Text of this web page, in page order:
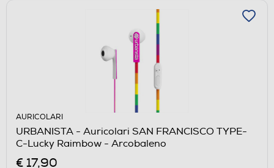
AURICOLARI
URBANISTA - Auricolari SAN FRANCISCO TYPE-
C-Lucky Raimbow - Arcobaleno
€ 17,90